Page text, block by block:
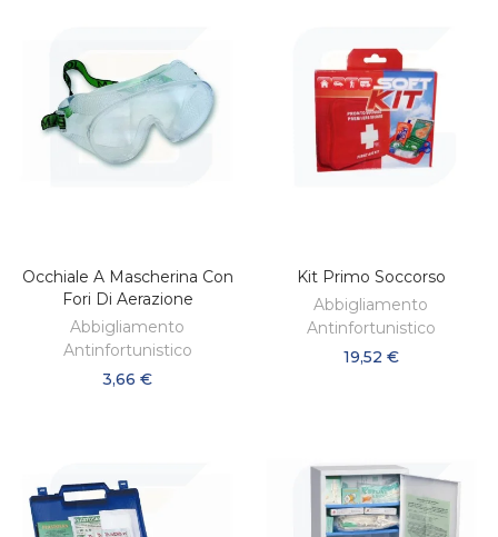
AGGIUNGI AL CARRELLO
Occhiale A Mascherina Con
Fori Di Aerazione
Abbigliamento
Antinfortunistico
3,66 €
AGGIUNGI AL CARRELLO
Kit Primo Soccorso
Abbigliamento
Antinfortunistico
19,52 €